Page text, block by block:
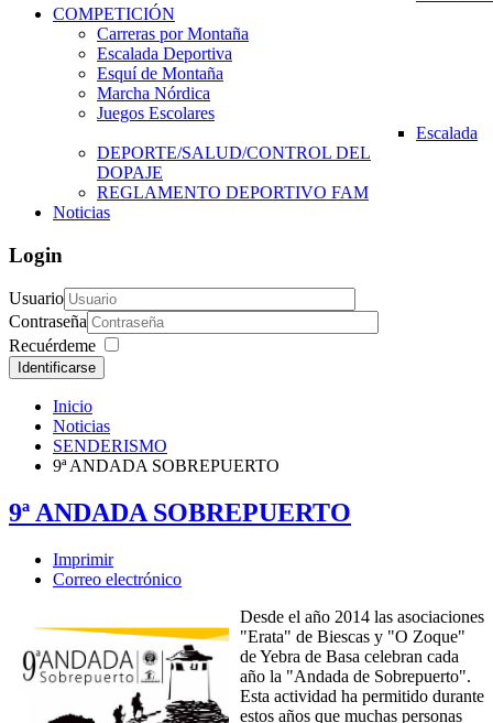
COMPETICIÓN
Carreras por Montaña
Escalada Deportiva
Esquí de Montaña
Marcha Nórdica
Juegos Escolares
Escalada
DEPORTE/SALUD/CONTROL DEL
DOPAJE
REGLAMENTO DEPORTIVO FAM
Noticias
Login
Usuario
Contraseña
Recuérdeme
Identificarse
Inicio
Noticias
SENDERISMO
9ª ANDADA SOBREPUERTO
9ª ANDADA SOBREPUERTO
Imprimir
Correo electrónico
Desde el año 2014 las asociaciones
"Erata" de Biescas y "O Zoque"
de Yebra de Basa celebran cada
año la "Andada de Sobrepuerto".
Esta actividad ha permitido durante
estos años que muchas personas